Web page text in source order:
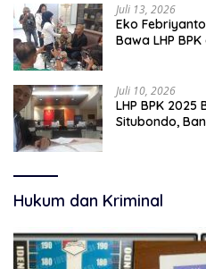
Juli 13, 2026
Eko
Bawa LHP
Juli 10, 2026
LHP BPK
Situbondo,
Hukum dan Kriminal